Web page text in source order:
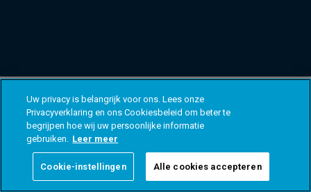
Uw privacy is belangrijk voor ons. Lees onze
Privacyverklaring en ons Cookiesbeleid om beter te
begrijpen hoe wij uw persoonlijke informatie
gebruiken. Leer meer
Cookie-instellingen Alle cookies accepteren